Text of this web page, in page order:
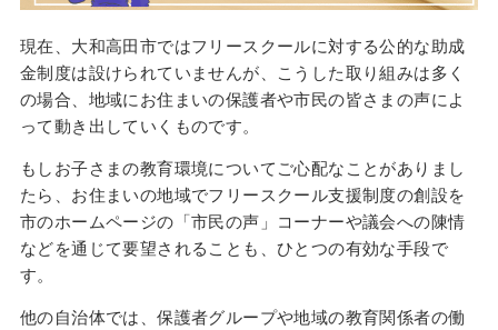
現在、大和高田市ではフリースクールに対する公的な助成
金制度は設けられていませんが、こうした取り組みは多く
の場合、地域にお住まいの保護者や市民の皆さまの声によ
って動き出していくものです。
もしお子さまの教育環境についてご心配なことがありまし
たら、お住まいの地域でフリースクール支援制度の創設を
市のホームページの「市民の声」コーナーや議会への陳情
などを通じて要望されることも、ひとつの有効な手段で
す。
他の自治体では、保護者グループや地域の教育関係者の働